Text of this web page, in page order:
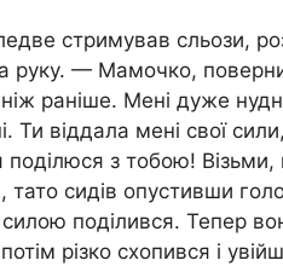
стримував сльози,
за руку. — Мамочко,
раніше. Мені дуже
Ти віддала мені свої
з тобою! Візьми,
сидів опустивши
поділився. Тепер
різко схопився і